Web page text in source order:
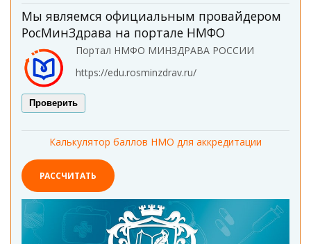
Мы являемся официальным провайдером
РосМинЗдрава на портале НМФО
Портал НМФО МИНЗДРАВА РОССИИ
https://edu.rosminzdrav.ru/
Проверить
Калькулятор баллов НМО для аккредитации
РАССЧИТАТЬ